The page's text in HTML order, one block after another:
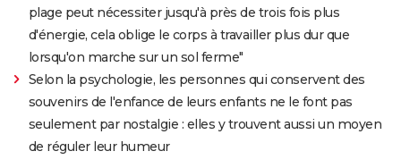
Le Comte de Monte-Cristo : le film avec Pierre Niney
est-il inspiré d'une histoire vraie ?
Juré n°2 : s'agit-il (véritablement) du dernier film de
Clint Eastwood ?
Le Parrain
Il était une fois en Amérique
Peter von Kant
plage peut nécessiter jusqu'à près de trois fois plus
d'énergie, cela oblige le corps à travailler plus dur que
lorsqu'on marche sur un sol ferme"
Selon la psychologie, les personnes qui conservent des
souvenirs de l'enfance de leurs enfants ne le font pas
seulement par nostalgie : elles y trouvent aussi un moyen
de réguler leur humeur